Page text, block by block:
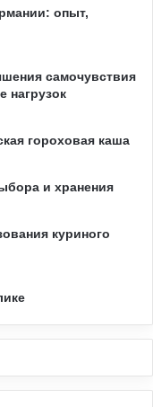
опыт,
самочувствия
нагрузок
гороховая каша
и хранения
куриного